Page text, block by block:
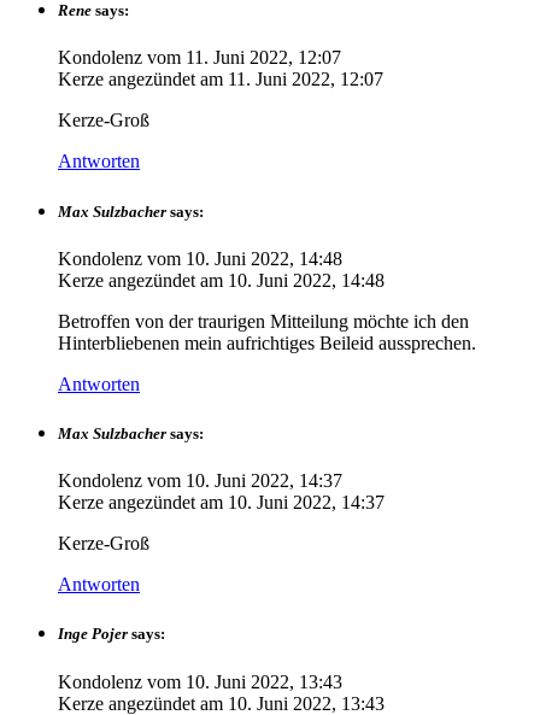
Rene says:
Kondolenz vom 11. Juni 2022, 12:07
Kerze angezündet am 11. Juni 2022, 12:07
Kerze-Groß
Antworten
Max Sulzbacher says:
Kondolenz vom 10. Juni 2022, 14:48
Kerze angezündet am 10. Juni 2022, 14:48
Betroffen von der traurigen Mitteilung möchte ich den
Hinterbliebenen mein aufrichtiges Beileid aussprechen.
Antworten
Max Sulzbacher says:
Kondolenz vom 10. Juni 2022, 14:37
Kerze angezündet am 10. Juni 2022, 14:37
Kerze-Groß
Antworten
Inge Pojer says:
Kondolenz vom 10. Juni 2022, 13:43
Kerze angezündet am 10. Juni 2022, 13:43